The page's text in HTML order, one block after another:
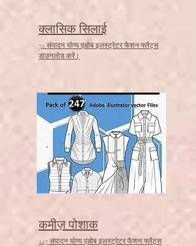
क्लासिक सिलाई
72 संपादन योग्य एडोब इलस्ट्रेटर फैशन फ्लैट्स
डाउनलोड करें।
कमीज़ पोशाक
247 संपादन योग्य एडोब इलस्ट्रेटर फैशन फ्लैट्स